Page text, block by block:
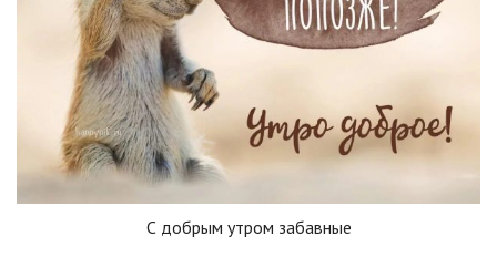
С добрым утром забавные